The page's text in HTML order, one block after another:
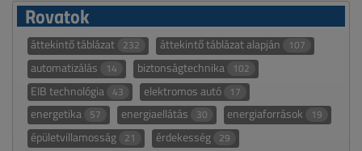
Rovatok
áttekintő táblázat 232 áttekintő táblázat alapján 107
automatizálás 14 biztonságtechnika 102
EIB technológia 43 elektromos autó 17
energetika 57 energiaellátás 30 energiaforrások 19
épületvillamosság 21 érdekesség 29